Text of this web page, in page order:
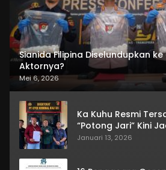
Sianida Filipina Diselundupkan
Aktornya?
Mei 6, 2026
Ka Kuhu Resmi
“Potong Jari” Kini
Januari 13, 2026